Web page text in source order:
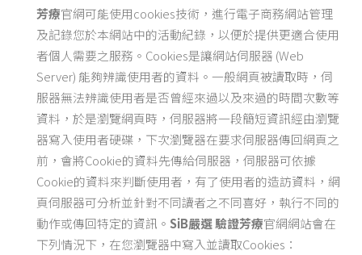
芳療官網可能使用cookies技術，進行電子商務網站管理
及記錄您於本網站中的活動紀錄，以便於提供更適合使用
者個人需要之服務。Cookies是讓網站伺服器 (Web
Server) 能夠辨識使用者的資料。一般網頁被讀取時，伺
服器無法辨識使用者是否曾經來過以及來過的時間次數等
資料，於是瀏覽網頁時，伺服器將一段簡短資訊經由瀏覽
器寫入使用者硬碟，下次瀏覽器在要求伺服器傳回網頁之
前，會將Cookie的資料先傳給伺服器，伺服器可依據
Cookie的資料來判斷使用者，有了使用者的造訪資料，網
頁伺服器可分析並針對不同讀者之不同喜好，執行不同的
動作或傳回特定的資訊。 SiB嚴選 驗證芳療官網網站會在
下列情況下，在您瀏覽器中寫入並讀取Cookies：